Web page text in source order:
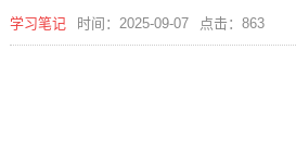
学习笔记 时间：2025-09-07 点击：863